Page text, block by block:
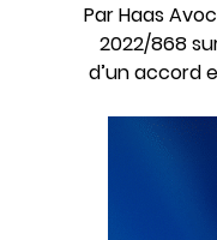
Par Haas
2022/868
d’un accord